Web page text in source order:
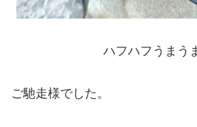
ハフハフうまう
ご馳走様でした。